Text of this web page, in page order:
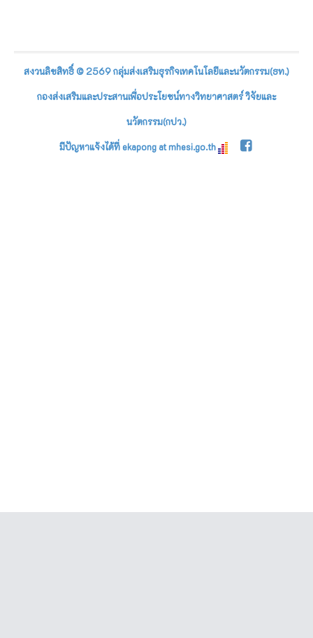
สงวนลิขสิทธิ์ © 2569 กลุ่มส่งเสริมธุรกิจเทคโนโลยีและนวัตกรรม(ธท.)
กองส่งเสริมและประสานเพื่อประโยชน์ทางวิทยาศาสตร์ วิจัยและ
นวัตกรรม(กปว.)
มีปัญหาแจ้งได้ที่ ekapong at mhesi.go.th